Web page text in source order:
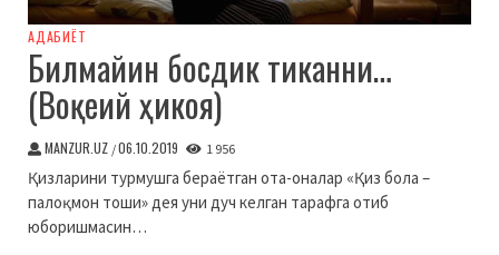
АДАБИЁТ
Билмайин босдик тиканни…
(Воқеий ҳикоя)
MANZUR.UZ /06.10.2019 1 956
Қизларини турмушга бераётган ота-оналар «Қиз бола –
палоқмон тоши» дея уни дуч келган тарафга отиб
юборишмасин…